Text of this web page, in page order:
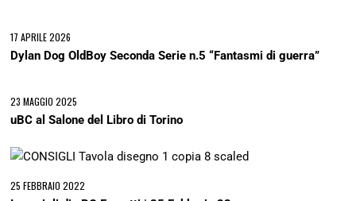
17 APRILE 2026
Dylan Dog OldBoy Seconda Serie n.5 “Fantasmi di guerra”
23 MAGGIO 2025
uBC al Salone del Libro di Torino
25 FEBBRAIO 2022